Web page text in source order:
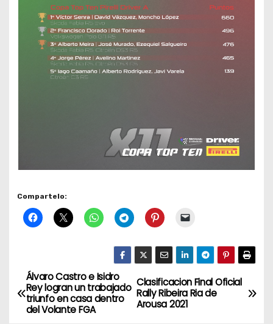
Compartelo:
N
a
Clasificacion Final Oficial
Rally Ribeira Ria de
Arousa 2021
Álvaro Castro e Isidro
Rey logran un trabajado
triunfo en casa dentro
del Volante FGA